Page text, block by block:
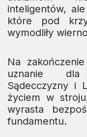
inteligentów,
które pod
wymodliły
Na
uznanie
Sądecczyzny i
życiem w
wyrasta
fundamentu.